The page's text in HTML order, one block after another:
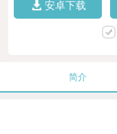
安卓下载
简介